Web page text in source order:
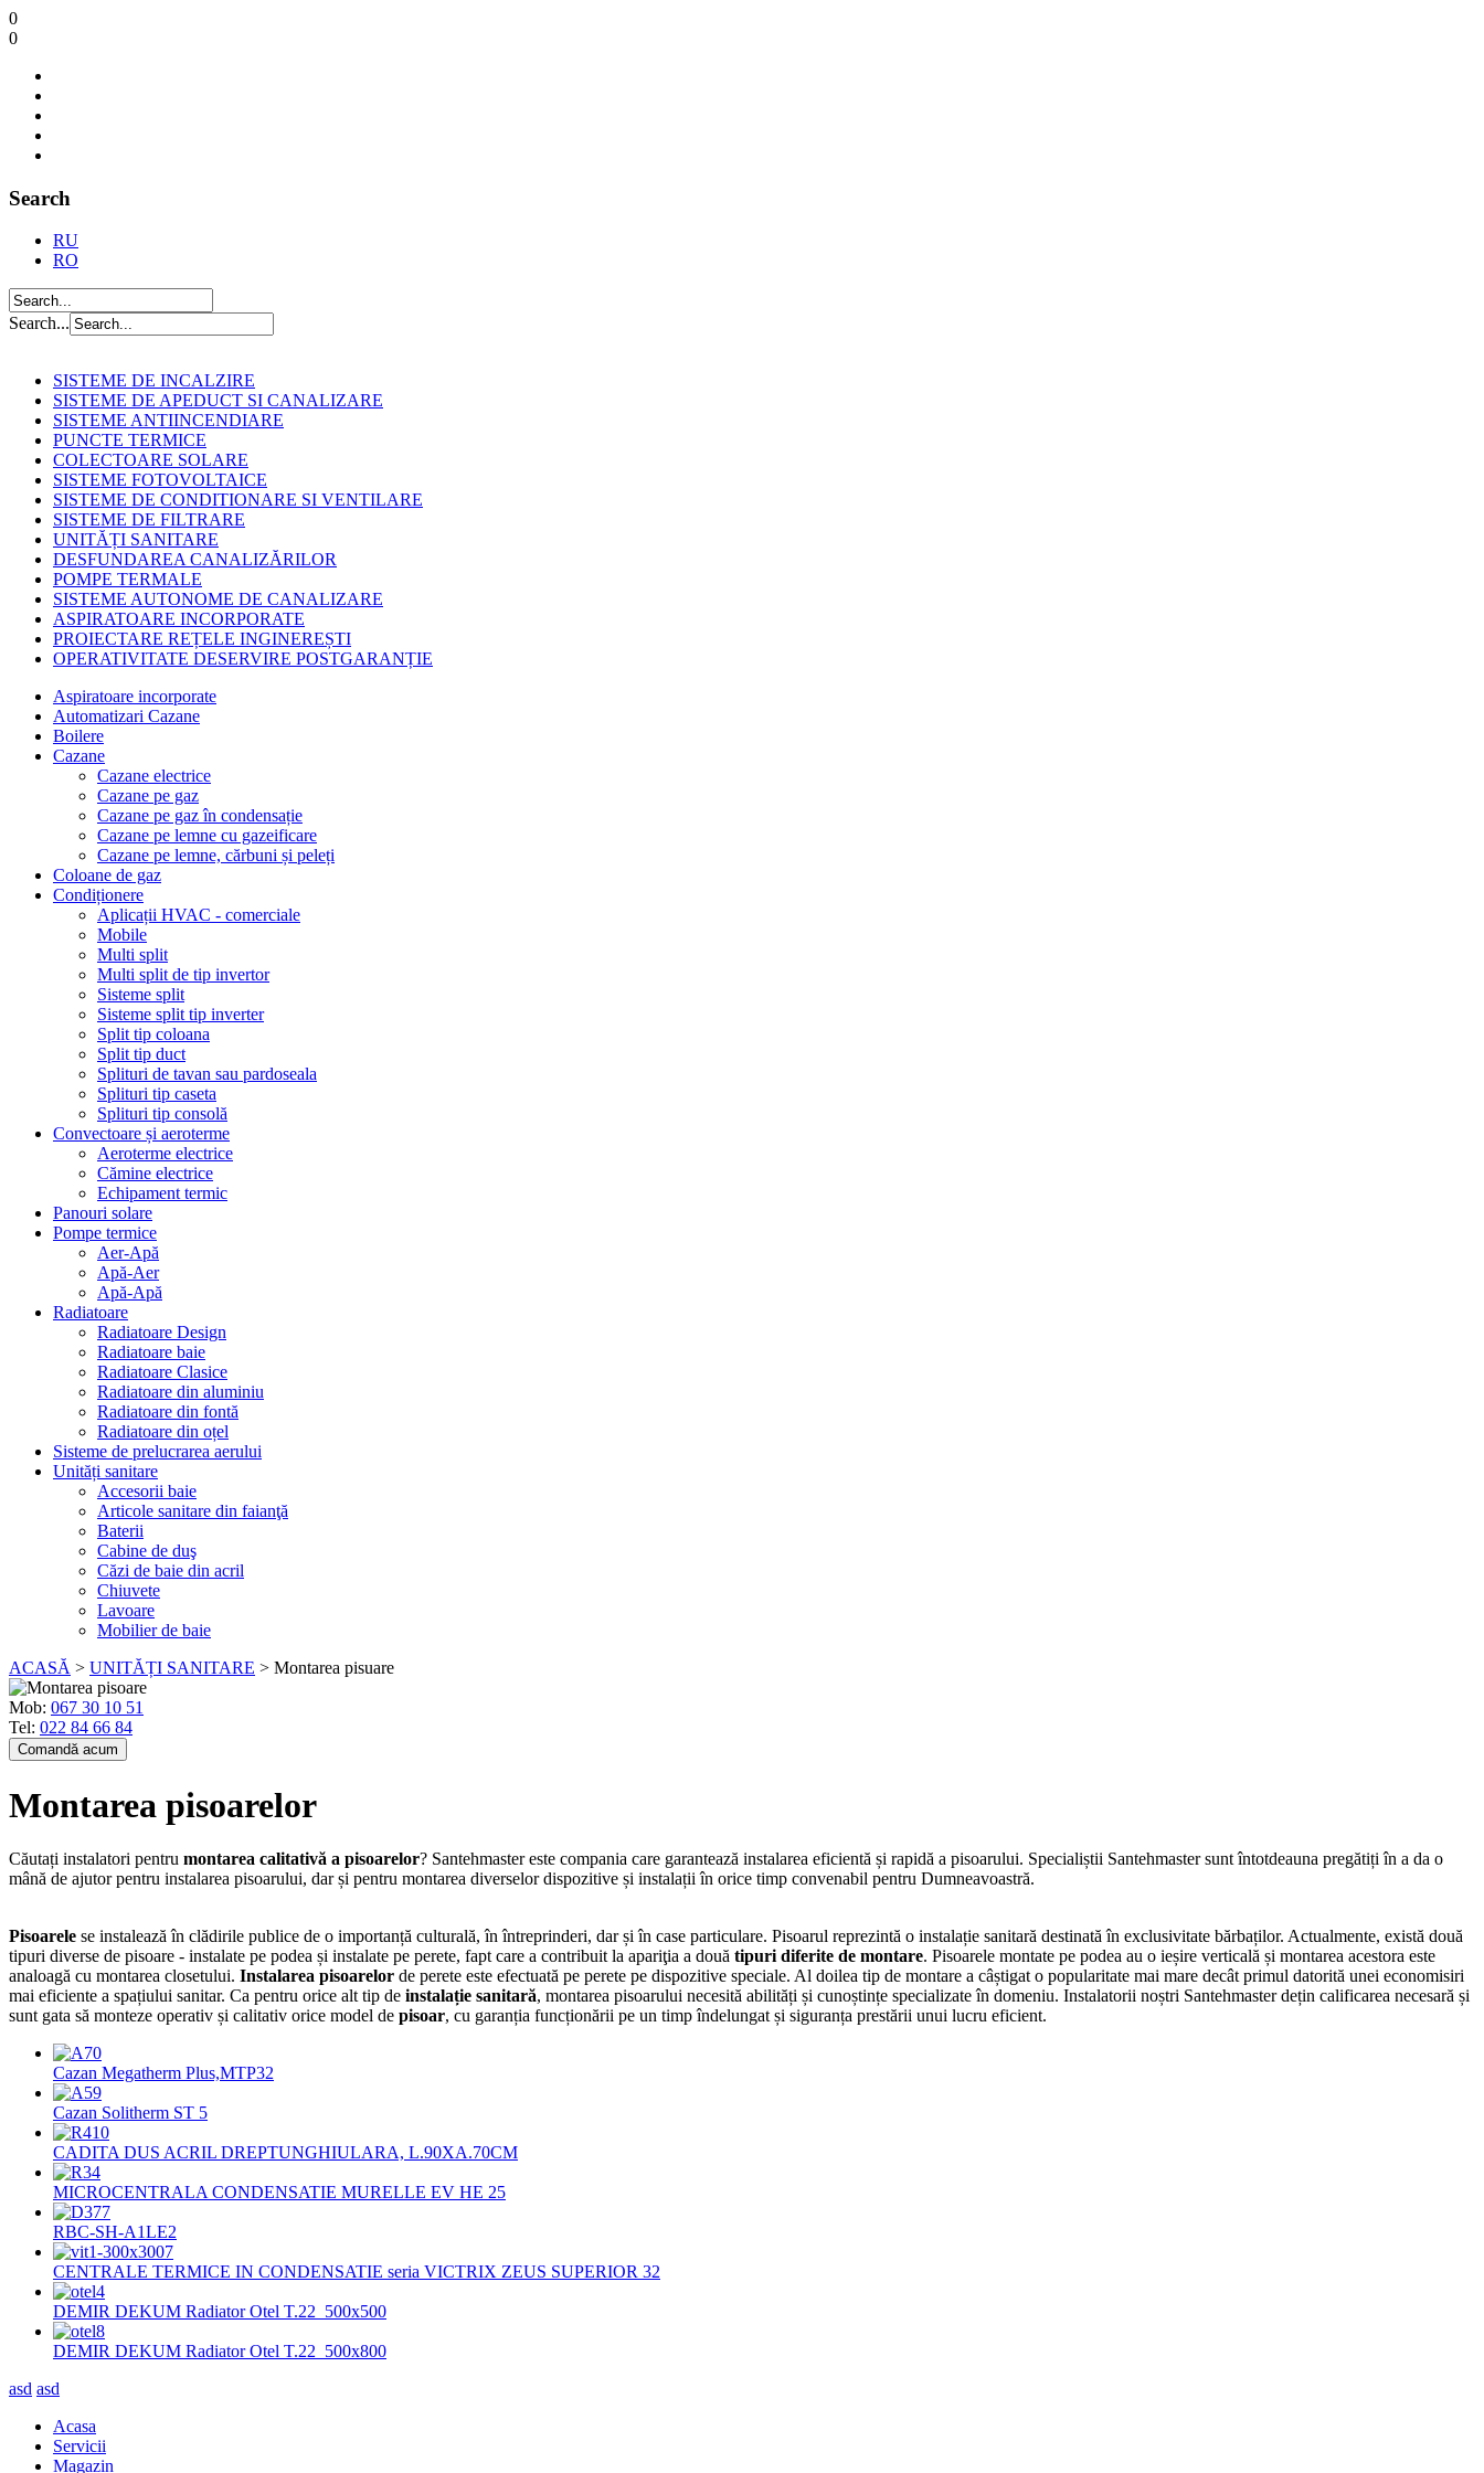
0
0
Search
RU
RO
Search...
SISTEME DE INCALZIRE
SISTEME DE APEDUCT SI CANALIZARE
SISTEME ANTIINCENDIARE
PUNCTE TERMICE
COLECTOARE SOLARE
SISTEME FOTOVOLTAICE
SISTEME DE CONDITIONARE SI VENTILARE
SISTEME DE FILTRARE
UNITĂȚI SANITARE
DESFUNDAREA CANALIZĂRILOR
POMPE TERMALE
SISTEME AUTONOME DE CANALIZARE
ASPIRATOARE INCORPORATE
PROIECTARE REȚELE INGINEREȘTI
OPERATIVITATE DESERVIRE POSTGARANȚIE
Aspiratoare incorporate
Automatizari Cazane
Boilere
Cazane
Cazane electrice
Cazane pe gaz
Cazane pe gaz în condensație
Cazane pe lemne cu gazeificare
Cazane pe lemne, cărbuni și peleți
Coloane de gaz
Condiționere
Aplicații HVAC - comerciale
Mobile
Multi split
Multi split de tip invertor
Sisteme split
Sisteme split tip inverter
Split tip coloana
Split tip duct
Splituri de tavan sau pardoseala
Splituri tip caseta
Splituri tip consolă
Convectoare și aeroterme
Aeroterme electrice
Cămine electrice
Echipament termic
Panouri solare
Pompe termice
Aer-Apă
Apă-Aer
Apă-Apă
Radiatoare
Radiatoare Design
Radiatoare baie
Radiatoare Clasice
Radiatoare din aluminiu
Radiatoare din fontă
Radiatoare din oțel
Sisteme de prelucrarea aerului
Unități sanitare
Accesorii baie
Articole sanitare din faianţă
Baterii
Cabine de duş
Căzi de baie din acril
Chiuvete
Lavoare
Mobilier de baie
ACASĂ > UNITĂȚI SANITARE > Montarea pisuare
Mob: 067 30 10 51
Tel: 022 84 66 84
Comandă acum
Montarea pisoarelor
Căutați instalatori pentru montarea calitativă a pisoarelor? Santehmaster este compania care garantează instalarea eficientă și rapidă a pisoarului. Specialiștii Santehmaster sunt întotdeauna pregătiți în a da o
mână de ajutor pentru instalarea pisoarului, dar și pentru montarea diverselor dispozitive și instalații în orice timp convenabil pentru Dumneavoastră.
Pisoarele se instalează în clădirile publice de o importanță culturală, în întreprinderi, dar și în case particulare. Pisoarul reprezintă o instalație sanitară destinată în exclusivitate bărbaților. Actualmente, există două
tipuri diverse de pisoare - instalate pe podea și instalate pe perete, fapt care a contribuit la apariţia a două tipuri diferite de montare. Pisoarele montate pe podea au o ieșire verticală și montarea acestora este
analoagă cu montarea closetului. Instalarea pisoarelor de perete este efectuată pe perete pe dispozitive speciale. Al doilea tip de montare a câștigat o popularitate mai mare decât primul datorită unei economisiri
mai eficiente a spațiului sanitar. Ca pentru orice alt tip de instalație sanitară, montarea pisoarului necesită abilități și cunoștințe specializate în domeniu. Instalatorii noștri Santehmaster dețin calificarea necesară și
sunt gata să monteze operativ și calitativ orice model de pisoar, cu garanția funcționării pe un timp îndelungat și siguranța prestării unui lucru eficient.
Cazan Megatherm Plus,MTP32
Cazan Solitherm ST 5
CADITA DUS ACRIL DREPTUNGHIULARA, L.90XA.70CM
MICROCENTRALA CONDENSATIE MURELLE EV HE 25
RBC-SH-A1LE2
CENTRALE TERMICE IN CONDENSATIE seria VICTRIX ZEUS SUPERIOR 32
DEMIR DEKUM Radiator Otel T.22 500x500
DEMIR DEKUM Radiator Otel T.22 500x800
asd asd
Acasa
Servicii
Magazin